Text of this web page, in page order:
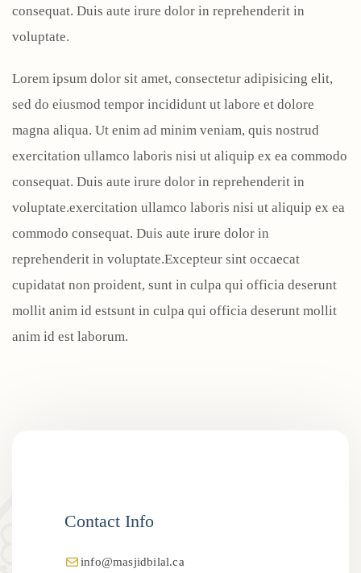
consequat. Duis aute irure dolor in reprehenderit in
voluptate.
Lorem ipsum dolor sit amet, consectetur adipisicing elit,
sed do eiusmod tempor incididunt ut labore et dolore
magna aliqua. Ut enim ad minim veniam, quis nostrud
exercitation ullamco laboris nisi ut aliquip ex ea commodo
consequat. Duis aute irure dolor in reprehenderit in
voluptate.exercitation ullamco laboris nisi ut aliquip ex ea
commodo consequat. Duis aute irure dolor in
reprehenderit in voluptate.Excepteur sint occaecat
cupidatat non proident, sunt in culpa qui officia deserunt
mollit anim id estsunt in culpa qui officia deserunt mollit
anim id est laborum.
Contact Info
info@masjidbilal.ca